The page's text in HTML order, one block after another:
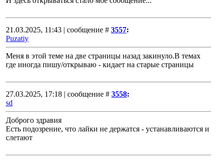
21.03.2025, 11:43 | сообщение # 3557:
Puzatiy
Меня в этой теме на две страницы назад закинуло.В темах
где иногда пишу/открываю - кидает на старые страницы
27.03.2025, 17:18 | сообщение # 3558:
sd
Доброго здравия
Есть подозрение, что лайки не держатся - устанавливаются и
слетают